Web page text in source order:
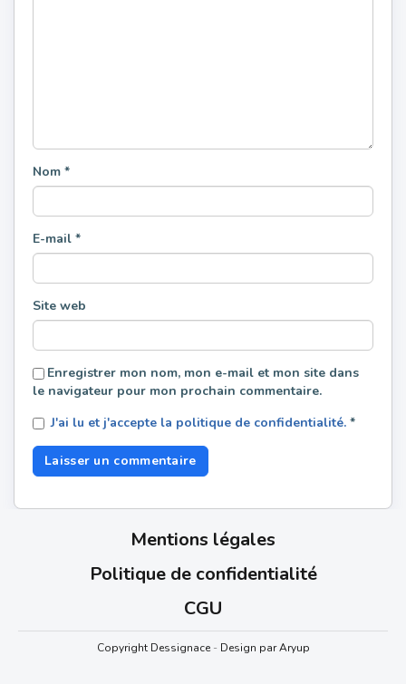
Nom *
E-mail *
Site web
Enregistrer mon nom, mon e-mail et mon site dans
le navigateur pour mon prochain commentaire.
J'ai lu et j'accepte la politique de confidentialité. *
Mentions légales
Politique de confidentialité
CGU
Copyright Dessignace- Design par Aryup